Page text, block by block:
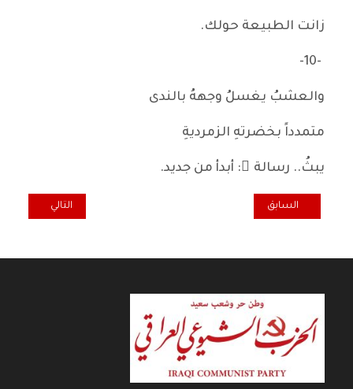
زانت الطبيعة حولك.
-10-
والعشبُ يغسلُ وجههُ بالندى
متمدداً بخضرتهِ الزمرديةِ
يبثُ.. رسالة ً: أبدأ من جديد.
المقال السابق: ذكرياتي مع عاهراتي الحزينات
السابق المقال التالي:
التالي